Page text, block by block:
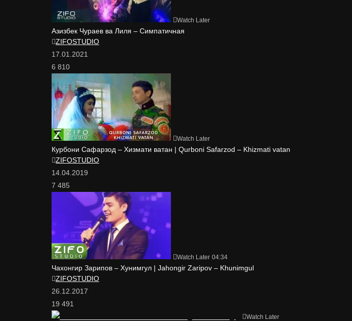
Watch Later
Азизбек Чураев ва Лиля – Симпатичная
ZIFOSTUDIO
17.01.2021
6 810
Watch Later
Курбони Сафарзод – Хизмати ватан | Qurboni Safarzod – Khizmati vatan
ZIFOSTUDIO
14.04.2019
7 485
Watch Later 04:34
Чахонгир Зарипов – Хунимгул | Jahongir Zaripov – Khunimgul
ZIFOSTUDIO
26.12.2017
19 491
Watch Later